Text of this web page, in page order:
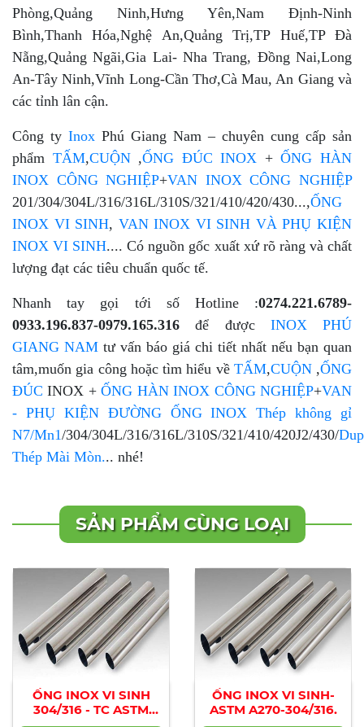
Phòng,Quảng Ninh,Hưng Yên,Nam Định-Ninh
Bình,Thanh Hóa,Nghệ An,Quảng Trị,TP Huế,TP Đà
Nẵng,Quảng Ngãi,Gia Lai- Nha Trang, Đồng Nai,Long
An-Tây Ninh,Vĩnh Long-Cần Thơ,Cà Mau, An Giang và
các tỉnh lân cận.
Công ty Inox Phú Giang Nam – chuyên cung cấp sản
phẩm TẤM,CUỘN ,ỐNG ĐÚC INOX +ỐNG HÀN
INOX CÔNG NGHIỆP+VAN INOX CÔNG NGHIỆP
201/304/304L/316/316L/310S/321/410/420/430...,ỐNG
INOX VI SINH, VAN INOX VI SINH VÀ PHỤ KIỆN
INOX VI SINH.... Có nguồn gốc xuất xứ rõ ràng và chất
lượng đạt các tiêu chuẩn quốc tế.
Nhanh tay gọi tới số Hotline :0274.221.6789-
0933.196.837-0979.165.316 để được INOX PHÚ
GIANG NAM tư vấn báo giá chi tiết nhất nếu bạn quan
tâm,muốn gia công hoặc tìm hiểu về TẤM,CUỘN,ỐNG
ĐÚC INOX +ỐNG HÀN INOX CÔNG NGHIỆP+VAN
- PHỤ KIỆN ĐƯỜNG ỐNG INOX
Thép không gỉ
N7/Mn1/304/304L/316/316L/310S/321/410/420J2/430/
Thép Mài Mòn... nhé!
SẢN PHẨM CÙNG LOẠI
ỐNG INOX VI SINH
304/316 - TC ASTM
ỐNG INOX VI SINH-
ASTM A270-304/316.